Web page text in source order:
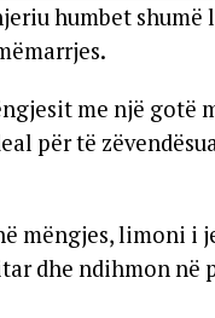
humbet shumë
me një gotë
për të
mëngjes, limoni i
dhe ndihmon në